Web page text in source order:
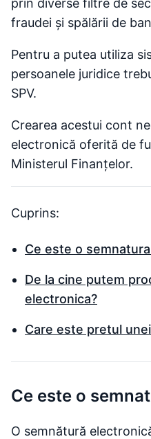
prin diverse filtre de
fraudei și spălării de
Pentru a putea utiliza
persoanele juridice
SPV.
Crearea acestui cont
electronică oferită de
Ministerul Finanțelor.
Cuprins:
Ce este o
De la cine putem
electronica?
Care este pretul
Ce este o
O semnătură